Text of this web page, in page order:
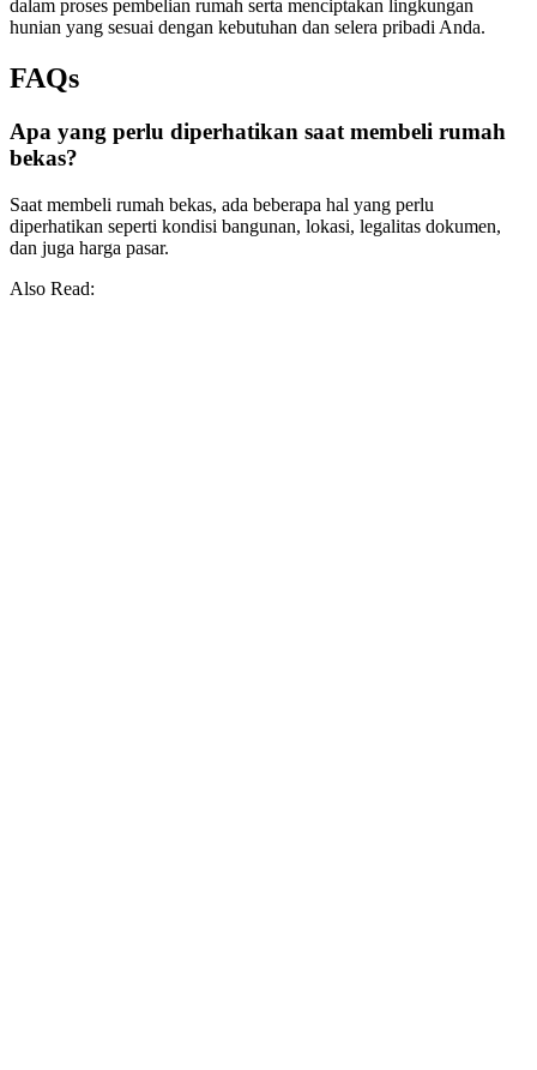
dalam proses pembelian rumah serta menciptakan lingkungan
hunian yang sesuai dengan kebutuhan dan selera pribadi Anda.
FAQs
Apa yang perlu diperhatikan saat membeli rumah
bekas?
Saat membeli rumah bekas, ada beberapa hal yang perlu
diperhatikan seperti kondisi bangunan, lokasi, legalitas dokumen,
dan juga harga pasar.
Also Read: